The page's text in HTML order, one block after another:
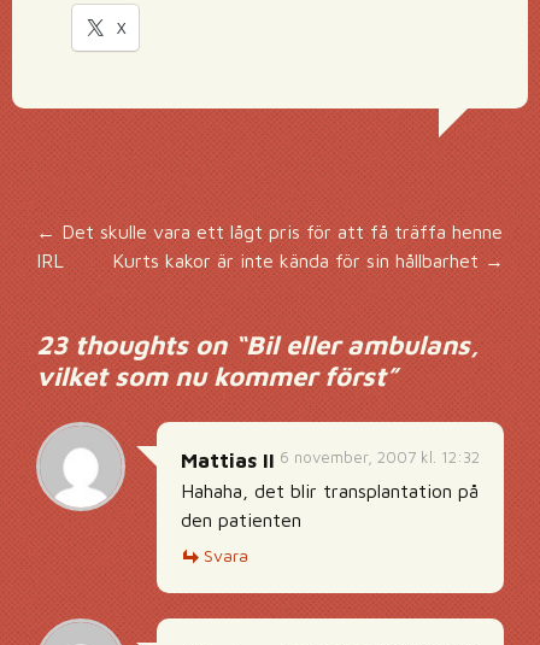
X
Inläggsnavigering
← Det skulle vara ett lågt pris för att få träffa henne
IRL
Kurts kakor är inte kända för sin hållbarhet→
23 thoughts on “Bil eller ambulans,
vilket som nu kommer först”
6 november, 2007 kl. 12:32
Mattias II
Hahaha, det blir transplantation på
den patienten
Svara